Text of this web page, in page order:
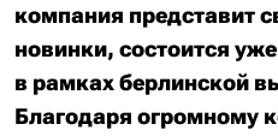
компания представит
новинки, состоится
в рамках берлинской
Благодаря огромному